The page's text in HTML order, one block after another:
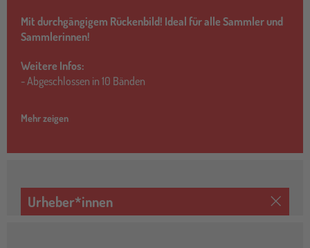
Mit durchgängigem Rückenbild! Ideal für alle Sammler und
Sammlerinnen!
Weitere Infos:
- Abgeschlossen in 10 Bänden
Mehr zeigen
Urheber*innen